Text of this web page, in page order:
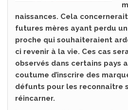
naissances. Cela
futures mères ayant perdu
proche qui souhaiteraient
ci revenir à la vie. Ces cas
observés dans certains pays
coutume d’inscrire des
défunts pour les reconnaître
réincarner.